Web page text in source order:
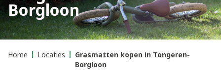
Borgloon
Home Locaties
Grasmatten kopen in Tongeren-
Borgloon